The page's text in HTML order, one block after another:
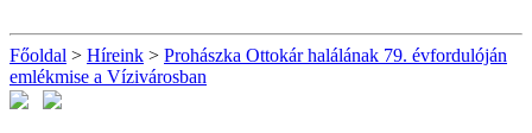
Főoldal > Híreink > Prohászka Ottokár halálának 79. évfordulóján
emlékmise a Vízivárosban